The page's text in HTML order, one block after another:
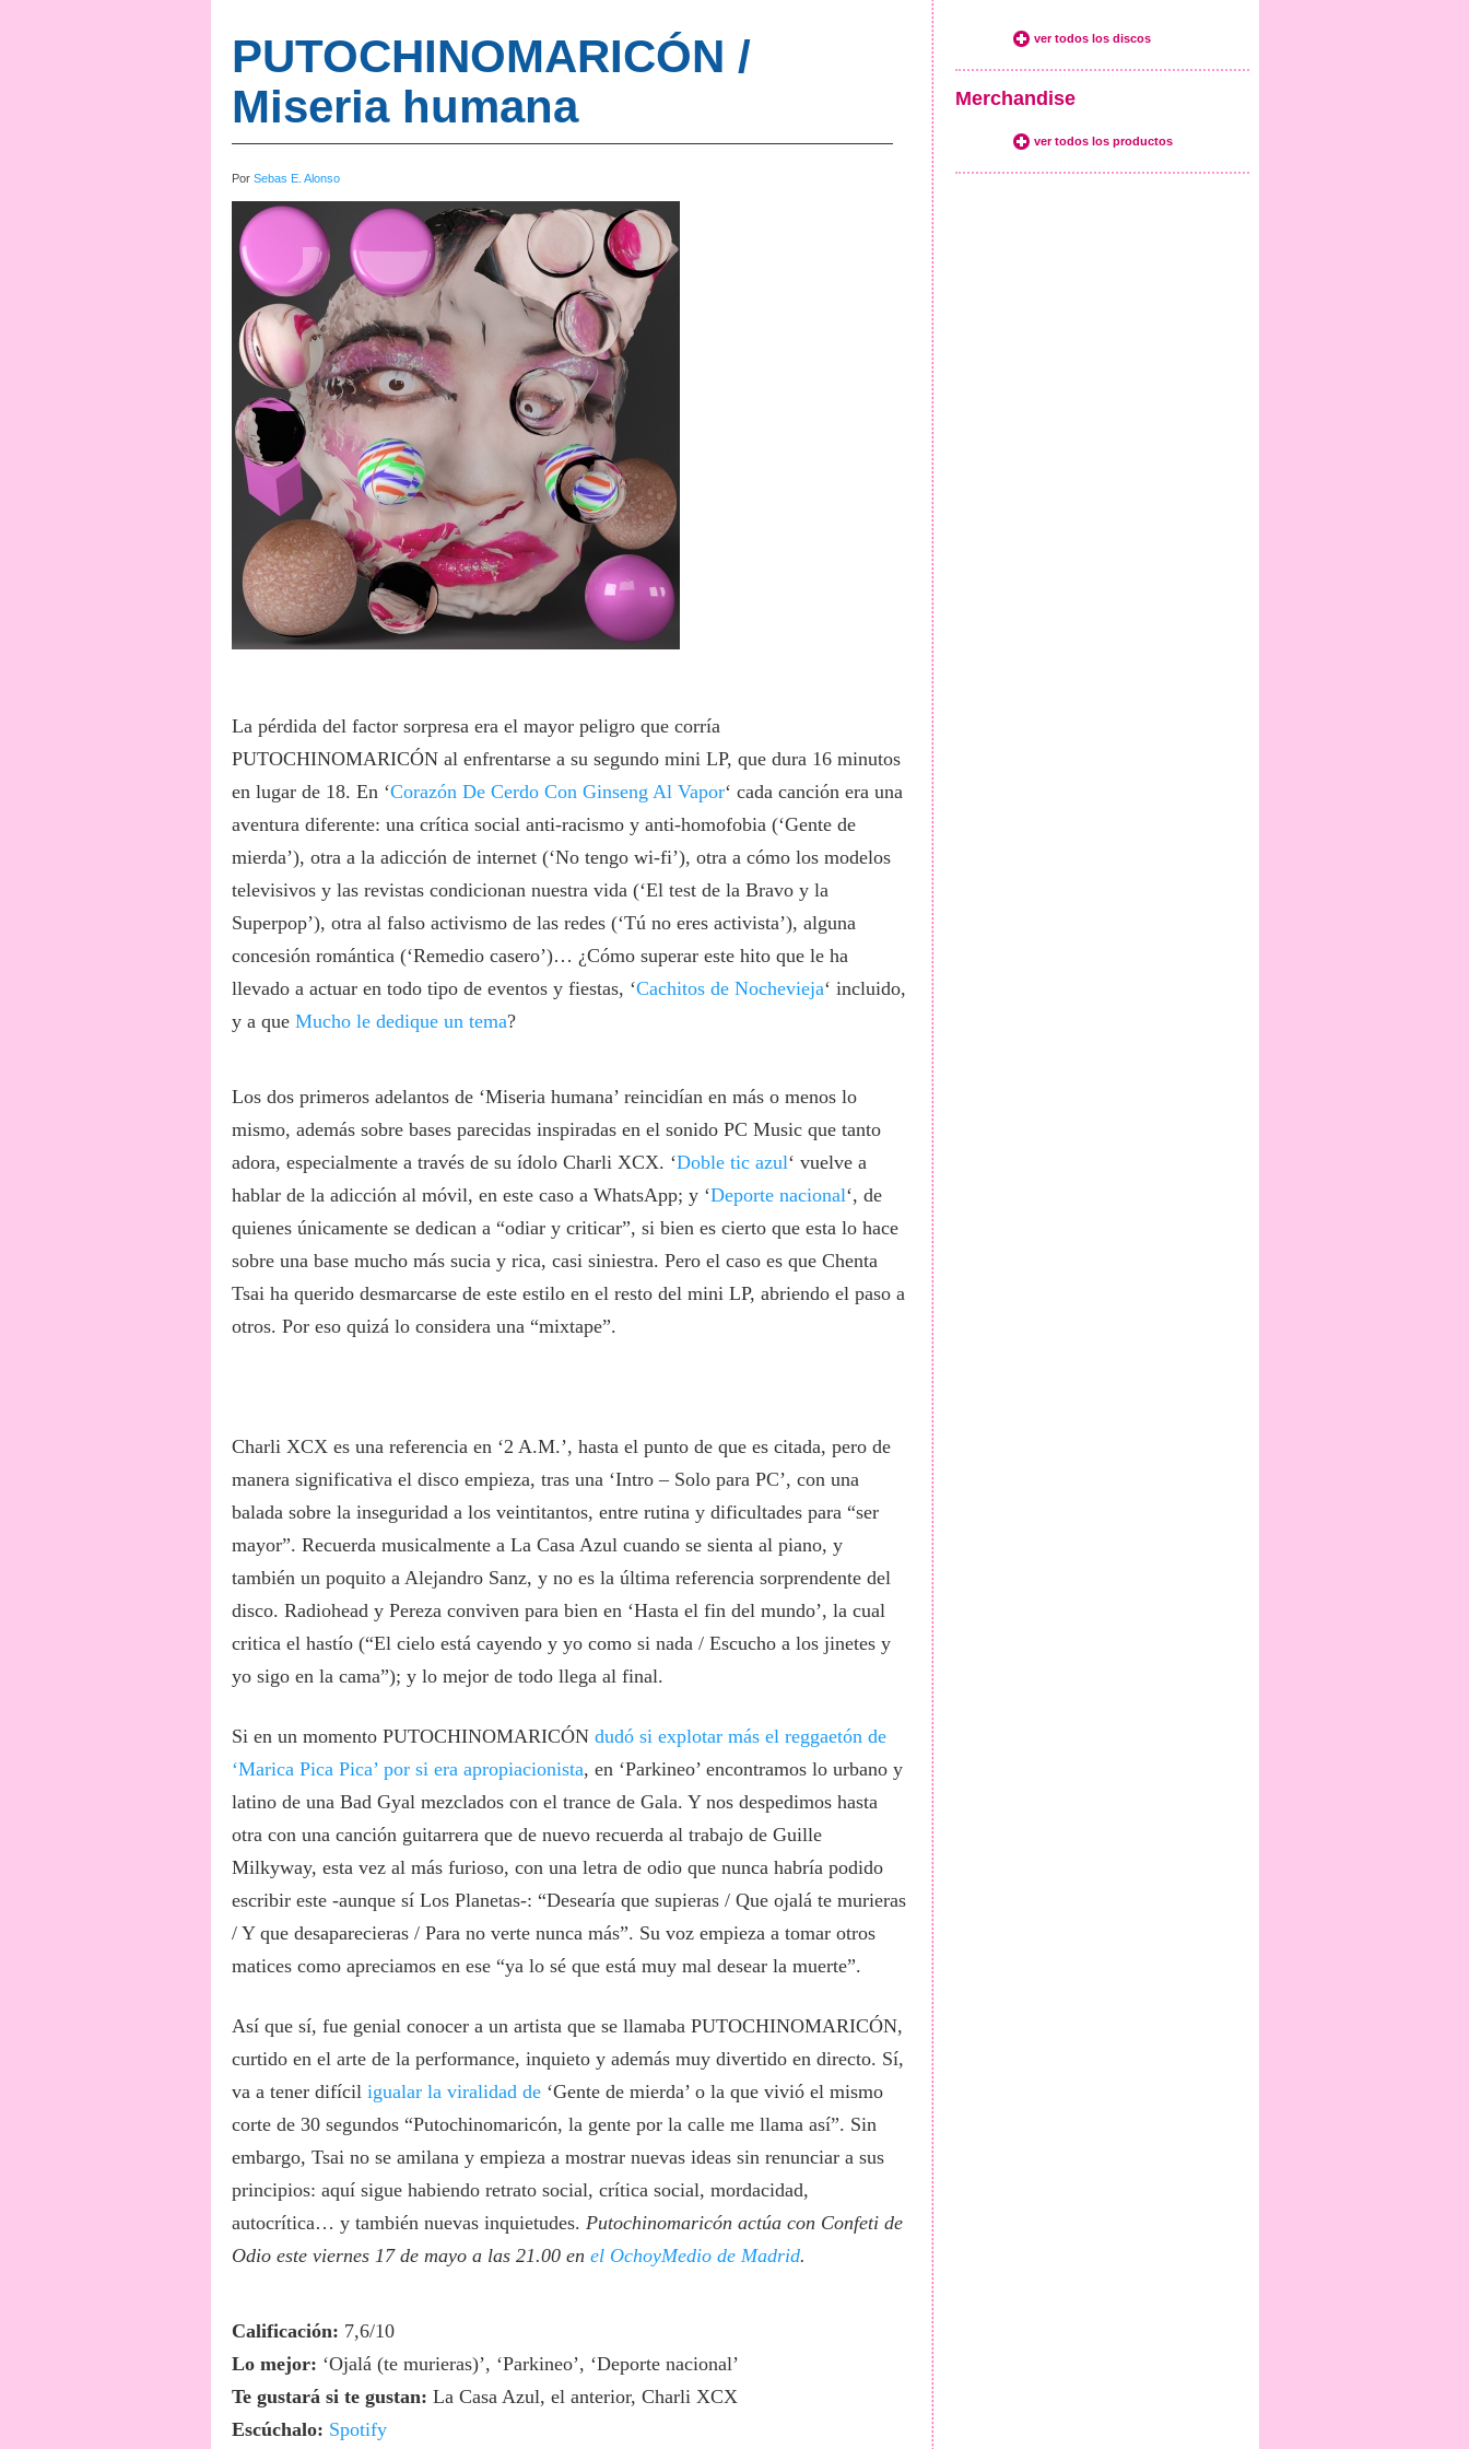
PUTOCHINOMARICÓN /
Miseria humana
Por Sebas E. Alonso
La pérdida del factor sorpresa era el mayor peligro que corría
PUTOCHINOMARICÓN al enfrentarse a su segundo mini LP, que dura 16 minutos
en lugar de 18. En ‘Corazón De Cerdo Con Ginseng Al Vapor‘ cada canción era una
aventura diferente: una crítica social anti-racismo y anti-homofobia (‘Gente de
mierda’), otra a la adicción de internet (‘No tengo wi-fi’), otra a cómo los modelos
televisivos y las revistas condicionan nuestra vida (‘El test de la Bravo y la
Superpop’), otra al falso activismo de las redes (‘Tú no eres activista’), alguna
concesión romántica (‘Remedio casero’)… ¿Cómo superar este hito que le ha
llevado a actuar en todo tipo de eventos y fiestas, ‘Cachitos de Nochevieja‘ incluido,
y a que Mucho le dedique un tema?
Los dos primeros adelantos de ‘Miseria humana’ reincidían en más o menos lo
mismo, además sobre bases parecidas inspiradas en el sonido PC Music que tanto
adora, especialmente a través de su ídolo Charli XCX. ‘Doble tic azul‘ vuelve a
hablar de la adicción al móvil, en este caso a WhatsApp; y ‘Deporte nacional‘, de
quienes únicamente se dedican a “odiar y criticar”, si bien es cierto que esta lo hace
sobre una base mucho más sucia y rica, casi siniestra. Pero el caso es que Chenta
Tsai ha querido desmarcarse de este estilo en el resto del mini LP, abriendo el paso a
otros. Por eso quizá lo considera una “mixtape”.
Charli XCX es una referencia en ‘2 A.M.’, hasta el punto de que es citada, pero de
manera significativa el disco empieza, tras una ‘Intro – Solo para PC’, con una
balada sobre la inseguridad a los veintitantos, entre rutina y dificultades para “ser
mayor”. Recuerda musicalmente a La Casa Azul cuando se sienta al piano, y
también un poquito a Alejandro Sanz, y no es la última referencia sorprendente del
disco. Radiohead y Pereza conviven para bien en ‘Hasta el fin del mundo’, la cual
critica el hastío (“El cielo está cayendo y yo como si nada / Escucho a los jinetes y
yo sigo en la cama”); y lo mejor de todo llega al final.
Si en un momento PUTOCHINOMARICÓN dudó si explotar más el reggaetón de
‘Marica Pica Pica’ por si era apropiacionista, en ‘Parkineo’ encontramos lo urbano y
latino de una Bad Gyal mezclados con el trance de Gala. Y nos despedimos hasta
otra con una canción guitarrera que de nuevo recuerda al trabajo de Guille
Milkyway, esta vez al más furioso, con una letra de odio que nunca habría podido
escribir este -aunque sí Los Planetas-: “Desearía que supieras / Que ojalá te murieras
/ Y que desaparecieras / Para no verte nunca más”. Su voz empieza a tomar otros
matices como apreciamos en ese “ya lo sé que está muy mal desear la muerte”.
Así que sí, fue genial conocer a un artista que se llamaba PUTOCHINOMARICÓN,
curtido en el arte de la performance, inquieto y además muy divertido en directo. Sí,
va a tener difícil igualar la viralidad de‘Gente de mierda’ o la que vivió el mismo
corte de 30 segundos “Putochinomaricón, la gente por la calle me llama así”. Sin
embargo, Tsai no se amilana y empieza a mostrar nuevas ideas sin renunciar a sus
principios: aquí sigue habiendo retrato social, crítica social, mordacidad,
autocrítica… y también nuevas inquietudes. Putochinomaricón actúa con Confeti de
Odio este viernes 17 de mayo a las 21.00 en el OchoyMedio de Madrid.
Calificación: 7,6/10
Lo mejor: ‘Ojalá (te murieras)’, ‘Parkineo’, ‘Deporte nacional’
Te gustará si te gustan: La Casa Azul, el anterior, Charli XCX
Escúchalo: Spotify
ver todos los discos
Merchandise
ver todos los productos